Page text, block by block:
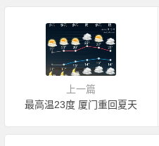
上一篇
最高温23度 厦门重回夏天